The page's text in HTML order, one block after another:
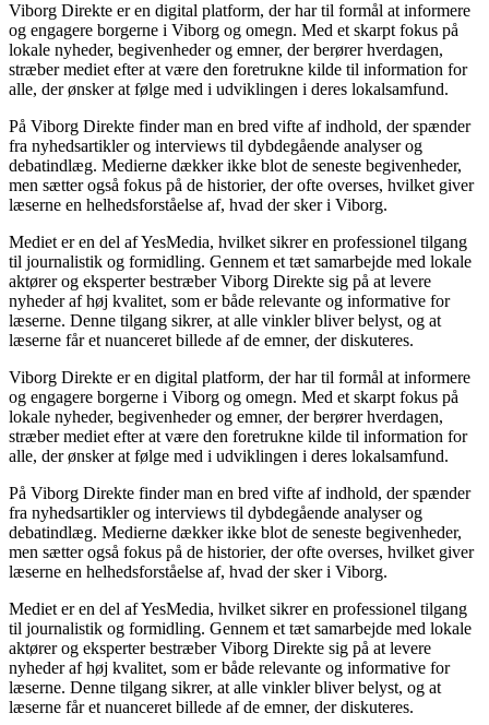
Viborg Direkte er en digital platform, der har til formål at informere
og engagere borgerne i Viborg og omegn. Med et skarpt fokus på
lokale nyheder, begivenheder og emner, der berører hverdagen,
stræber mediet efter at være den foretrukne kilde til information for
alle, der ønsker at følge med i udviklingen i deres lokalsamfund.
På Viborg Direkte finder man en bred vifte af indhold, der spænder
fra nyhedsartikler og interviews til dybdegående analyser og
debatindlæg. Medierne dækker ikke blot de seneste begivenheder,
men sætter også fokus på de historier, der ofte overses, hvilket giver
læserne en helhedsforståelse af, hvad der sker i Viborg.
Mediet er en del af YesMedia, hvilket sikrer en professionel tilgang
til journalistik og formidling. Gennem et tæt samarbejde med lokale
aktører og eksperter bestræber Viborg Direkte sig på at levere
nyheder af høj kvalitet, som er både relevante og informative for
læserne. Denne tilgang sikrer, at alle vinkler bliver belyst, og at
læserne får et nuanceret billede af de emner, der diskuteres.
Viborg Direkte er en digital platform, der har til formål at informere
og engagere borgerne i Viborg og omegn. Med et skarpt fokus på
lokale nyheder, begivenheder og emner, der berører hverdagen,
stræber mediet efter at være den foretrukne kilde til information for
alle, der ønsker at følge med i udviklingen i deres lokalsamfund.
På Viborg Direkte finder man en bred vifte af indhold, der spænder
fra nyhedsartikler og interviews til dybdegående analyser og
debatindlæg. Medierne dækker ikke blot de seneste begivenheder,
men sætter også fokus på de historier, der ofte overses, hvilket giver
læserne en helhedsforståelse af, hvad der sker i Viborg.
Mediet er en del af YesMedia, hvilket sikrer en professionel tilgang
til journalistik og formidling. Gennem et tæt samarbejde med lokale
aktører og eksperter bestræber Viborg Direkte sig på at levere
nyheder af høj kvalitet, som er både relevante og informative for
læserne. Denne tilgang sikrer, at alle vinkler bliver belyst, og at
læserne får et nuanceret billede af de emner, der diskuteres.